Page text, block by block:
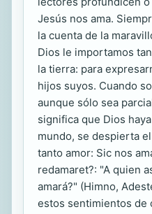
Jesús nos ama.
la cuenta de la
Dios le importamos
la tierra: para
hijos suyos. Cuando
aunque sólo sea
significa que Dios
mundo, se despierta
tanto amor: Sic nos
redamaret?: "A quien
amará?" (Himno,
estos sentimientos de